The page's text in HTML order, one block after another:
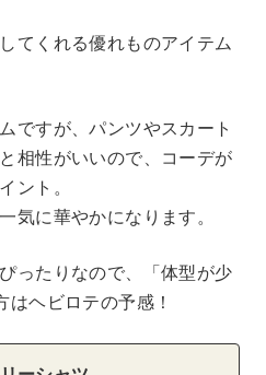
てくれる優れものアイテム
ですが、パンツやスカート
相性がいいので、コーデが
ント。
気に華やかになります。
ったりなので、「体型が少
ヘビロテの予感！